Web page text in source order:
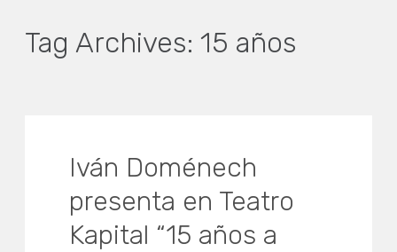
Tag Archives: 15 años
Iván Doménech
presenta en Teatro
Kapital “15 años a